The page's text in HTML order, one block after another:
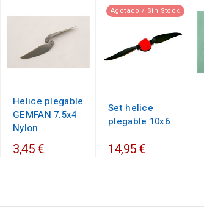
Helice plegable
GEMFAN 7.5x4
Nylon
3,45 €
Agotado / Sin Stock
Set helice
plegable 10x6
14,95 €